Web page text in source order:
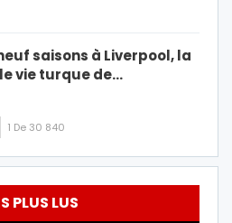
saisons à Liverpool, la
vie turque de…
1 De 30 840
PLUS LUS